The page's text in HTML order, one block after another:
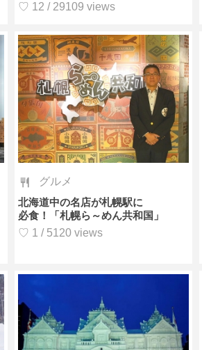
♡ 12 / 29109 views
グルメ
北海道中の名店が札幌駅に
必食！「札幌ら～めん共和国」
♡ 1 / 5120 views